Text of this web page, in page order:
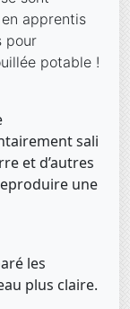
apprentis
pour
potable !
sali
et d’autres
une
les
plus claire.